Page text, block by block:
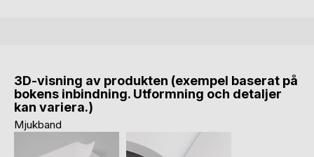
3D-visning av produkten (exempel baserat på
bokens inbindning. Utformning och detaljer
kan variera.)
Mjukband